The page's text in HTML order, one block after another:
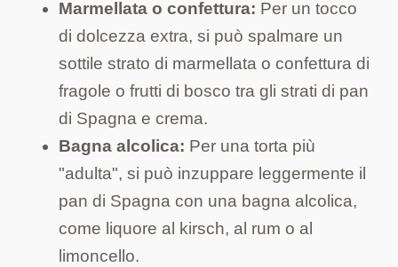
Marmellata o confettura: Per un tocco
di dolcezza extra, si può spalmare un
sottile strato di marmellata o confettura di
fragole o frutti di bosco tra gli strati di pan
di Spagna e crema.
Bagna alcolica: Per una torta più
"adulta", si può inzuppare leggermente il
pan di Spagna con una bagna alcolica,
come liquore al kirsch, al rum o al
limoncello.